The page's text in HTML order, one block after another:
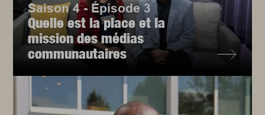
Saison 4 - Épisode 3
Quelle est la place et la
mission des médias
communautaires